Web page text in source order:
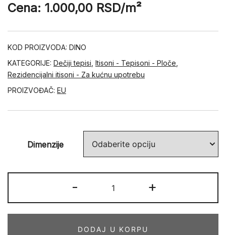
Cena: 1.000,00 RSD/m²
KOD PROIZVODA: DINO
KATEGORIJE: Dečiji tepisi Itisoni - Tepisoni - Ploče
Rezidencijalni itisoni - Za kućnu upotrebu
PROIZVOĐAČ: EU
Dimenzije
-
količina
+
DODAJ U KORPU